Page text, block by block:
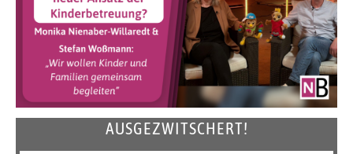
AUSGEZWITSCHERT!